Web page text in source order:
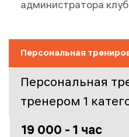
администратора
Персональная
Персональная
тренером 1
19 000 - 1 час